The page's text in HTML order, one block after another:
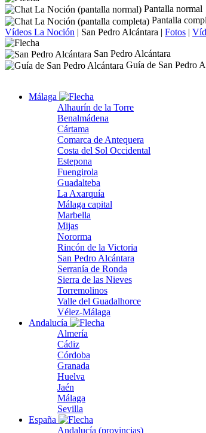
Pantalla normal
Pantalla
Vídeos La Noción | San Pedro Alcántara | Fotos |
San Pedro Alcántara
Guía de San Pedro
Málaga
Alhaurín de la Torre
Benalmádena
Cártama
Comarca de Antequera
Costa del Sol Occidental
Estepona
Fuengirola
Guadalteba
La Axarquía
Málaga capital
Marbella
Mijas
Nororma
Rincón de la Victoria
San Pedro Alcántara
Serranía de Ronda
Sierra de las Nieves
Torremolinos
Valle del Guadalhorce
Vélez-Málaga
Andalucía
Almería
Cádiz
Córdoba
Granada
Huelva
Jaén
Málaga
Sevilla
España
Andalucía (provincias)